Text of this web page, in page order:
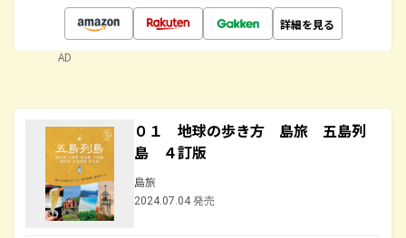
詳細を見る
AD
０１ 地球の歩き方 島旅 五島列
島 ４訂版
島旅
2024.07.04 発売